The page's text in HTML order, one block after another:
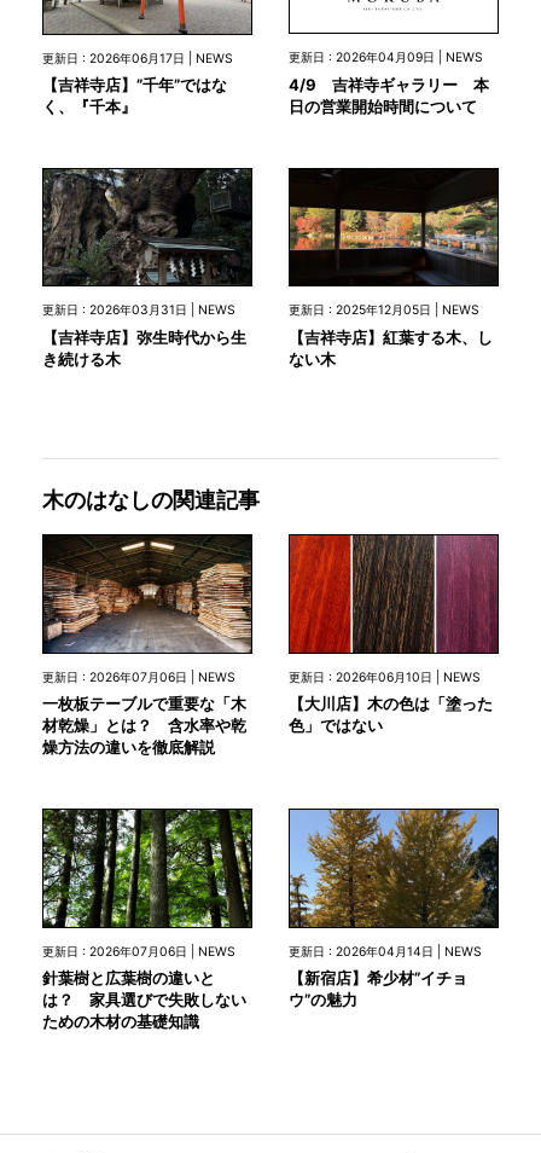
更新日 : 2026年06月17日 | NEWS
【吉祥寺店】”千年”ではな
く、『千本』
更新日 : 2026年04月09日 | NEWS
4/9 吉祥寺ギャラリー 本
日の営業開始時間について
更新日 : 2026年03月31日 | NEWS
【吉祥寺店】弥生時代から生
き続ける木
更新日 : 2025年12月05日 | NEWS
【吉祥寺店】紅葉する木、し
ない木
木のはなしの関連記事
更新日 : 2026年07月06日 | NEWS
一枚板テーブルで重要な「木
材乾燥」とは？ 含水率や乾
燥方法の違いを徹底解説
更新日 : 2026年06月10日 | NEWS
【大川店】木の色は「塗った
色」ではない
更新日 : 2026年07月06日 | NEWS
針葉樹と広葉樹の違いと
は？ 家具選びで失敗しない
ための木材の基礎知識
更新日 : 2026年04月14日 | NEWS
【新宿店】希少材”イチョ
ウ”の魅力